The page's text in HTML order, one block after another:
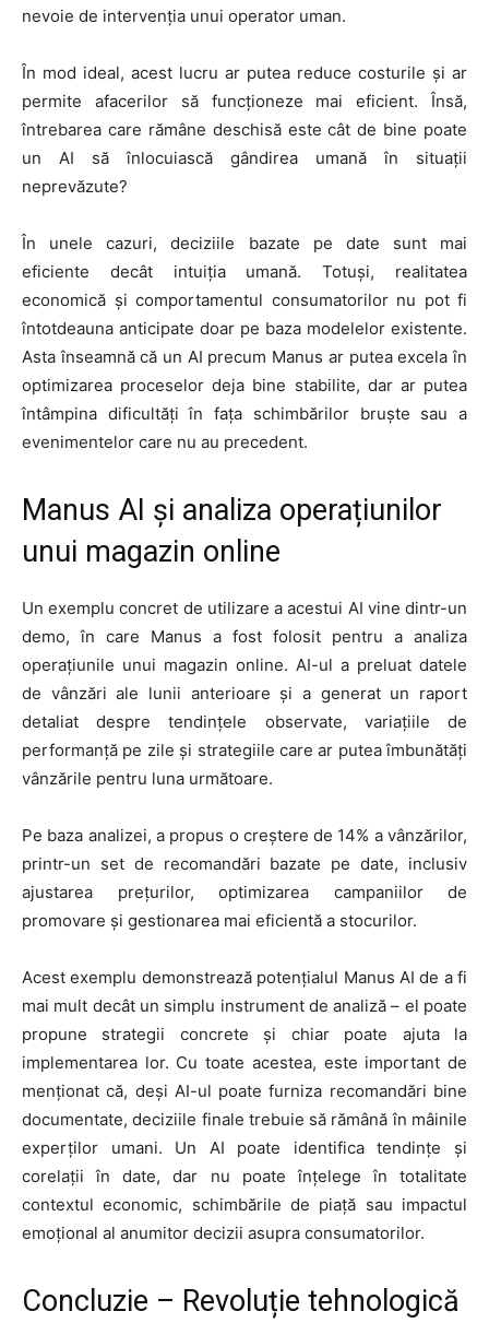
nevoie de intervenția unui operator uman.
În mod ideal, acest lucru ar putea reduce costurile și ar
permite afacerilor să funcționeze mai eficient. Însă,
întrebarea care rămâne deschisă este cât de bine poate
un AI să înlocuiască gândirea umană în situații
neprevăzute?
În unele cazuri, deciziile bazate pe date sunt mai
eficiente decât intuiția umană. Totuși, realitatea
economică și comportamentul consumatorilor nu pot fi
întotdeauna anticipate doar pe baza modelelor existente.
Asta înseamnă că un AI precum Manus ar putea excela în
optimizarea proceselor deja bine stabilite, dar ar putea
întâmpina dificultăți în fața schimbărilor bruște sau a
evenimentelor care nu au precedent.
Manus AI și analiza operațiunilor
unui magazin online
Un exemplu concret de utilizare a acestui AI vine dintr-un
demo, în care Manus a fost folosit pentru a analiza
operațiunile unui magazin online. AI-ul a preluat datele
de vânzări ale lunii anterioare și a generat un raport
detaliat despre tendințele observate, variațiile de
performanță pe zile și strategiile care ar putea îmbunătăți
vânzările pentru luna următoare.
Pe baza analizei, a propus o creștere de 14% a vânzărilor,
printr-un set de recomandări bazate pe date, inclusiv
ajustarea prețurilor, optimizarea campaniilor de
promovare și gestionarea mai eficientă a stocurilor.
Acest exemplu demonstrează potențialul Manus AI de a fi
mai mult decât un simplu instrument de analiză – el poate
propune strategii concrete și chiar poate ajuta la
implementarea lor. Cu toate acestea, este important de
menționat că, deși AI-ul poate furniza recomandări bine
documentate, deciziile finale trebuie să rămână în mâinile
experților umani. Un AI poate identifica tendințe și
corelații în date, dar nu poate înțelege în totalitate
contextul economic, schimbările de piață sau impactul
emoțional al anumitor decizii asupra consumatorilor.
Concluzie – Revoluție tehnologică